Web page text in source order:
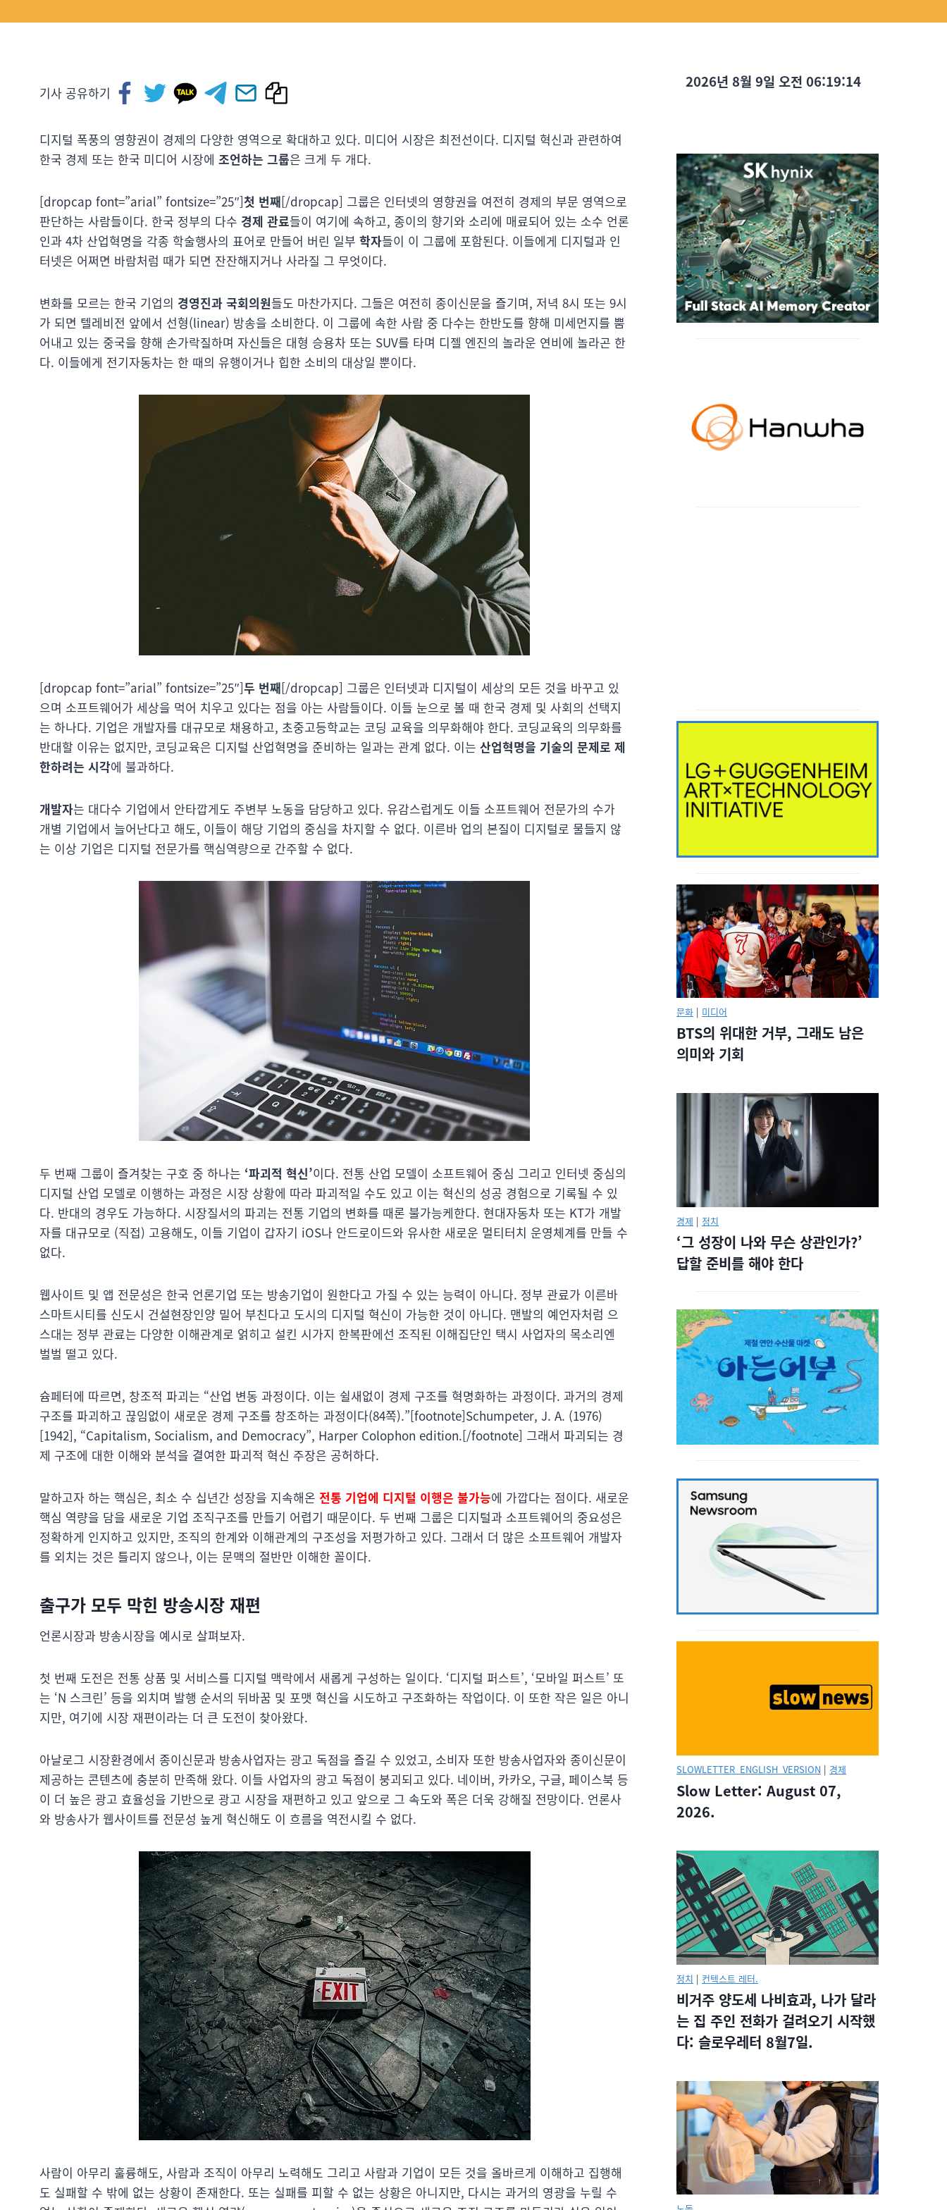
기사 공유하기
디지털 폭풍의 영향권이 경제의 다양한 영역으로 확대하고 있다. 미디어 시장은 최전선이다. 디지털 혁신과 관련하여
한국 경제 또는 한국 미디어 시장에 조언하는 그룹은 크게 두 개다.
[dropcap font=”arial” fontsize=”25″]첫 번째[/dropcap] 그룹은 인터넷의 영향권을 여전히 경제의 부문 영역으로
판단하는 사람들이다. 한국 정부의 다수 경제 관료들이 여기에 속하고, 종이의 향기와 소리에 매료되어 있는 소수 언론
인과 4차 산업혁명을 각종 학술행사의 표어로 만들어 버린 일부 학자들이 이 그룹에 포함된다. 이들에게 디지털과 인
터넷은 어쩌면 바람처럼 때가 되면 잔잔해지거나 사라질 그 무엇이다.
변화를 모르는 한국 기업의 경영진과 국회의원들도 마찬가지다. 그들은 여전히 종이신문을 즐기며, 저녁 8시 또는 9시
가 되면 텔레비전 앞에서 선형(linear) 방송을 소비한다. 이 그룹에 속한 사람 중 다수는 한반도를 향해 미세먼지를 뿜
어내고 있는 중국을 향해 손가락질하며 자신들은 대형 승용차 또는 SUV를 타며 디젤 엔진의 놀라운 연비에 놀라곤 한
다. 이들에게 전기자동차는 한 때의 유행이거나 힙한 소비의 대상일 뿐이다.
[dropcap font=”arial” fontsize=”25″]두 번째[/dropcap] 그룹은 인터넷과 디지털이 세상의 모든 것을 바꾸고 있
으며 소프트웨어가 세상을 먹어 치우고 있다는 점을 아는 사람들이다. 이들 눈으로 볼 때 한국 경제 및 사회의 선택지
는 하나다. 기업은 개발자를 대규모로 채용하고, 초중고등학교는 코딩 교육을 의무화해야 한다. 코딩교육의 의무화를
반대할 이유는 없지만, 코딩교육은 디지털 산업혁명을 준비하는 일과는 관계 없다. 이는 산업혁명을 기술의 문제로 제
한하려는 시각에 불과하다.
개발자는 대다수 기업에서 안타깝게도 주변부 노동을 담당하고 있다. 유감스럽게도 이들 소프트웨어 전문가의 수가
개별 기업에서 늘어난다고 해도, 이들이 해당 기업의 중심을 차지할 수 없다. 이른바 업의 본질이 디지털로 물들지 않
는 이상 기업은 디지털 전문가를 핵심역량으로 간주할 수 없다.
두 번째 그룹이 즐겨찾는 구호 중 하나는 ‘파괴적 혁신’이다. 전통 산업 모델이 소프트웨어 중심 그리고 인터넷 중심의
디지털 산업 모델로 이행하는 과정은 시장 상황에 따라 파괴적일 수도 있고 이는 혁신의 성공 경험으로 기록될 수 있
다. 반대의 경우도 가능하다. 시장질서의 파괴는 전통 기업의 변화를 때론 불가능케한다. 현대자동차 또는 KT가 개발
자를 대규모로 (직접) 고용해도, 이들 기업이 갑자기 iOS나 안드로이드와 유사한 새로운 멀티터치 운영체계를 만들 수
없다.
웹사이트 및 앱 전문성은 한국 언론기업 또는 방송기업이 원한다고 가질 수 있는 능력이 아니다. 정부 관료가 이른바
스마트시티를 신도시 건설현장인양 밀어 부친다고 도시의 디지털 혁신이 가능한 것이 아니다. 맨발의 예언자처럼 으
스대는 정부 관료는 다양한 이해관계로 얽히고 설킨 시가지 한복판에선 조직된 이해집단인 택시 사업자의 목소리엔
벌벌 떨고 있다.
슘페터에 따르면, 창조적 파괴는 “산업 변동 과정이다. 이는 쉴새없이 경제 구조를 혁명화하는 과정이다. 과거의 경제
구조를 파괴하고 끊임없이 새로운 경제 구조를 창조하는 과정이다(84쪽).”[footnote]Schumpeter, J. A. (1976)
[1942], “Capitalism, Socialism, and Democracy”, Harper Colophon edition.[/footnote] 그래서 파괴되는 경
제 구조에 대한 이해와 분석을 결여한 파괴적 혁신 주장은 공허하다.
말하고자 하는 핵심은, 최소 수 십년간 성장을 지속해온 전통 기업에 디지털 이행은 불가능에 가깝다는 점이다. 새로운
핵심 역량을 담을 새로운 기업 조직구조를 만들기 어렵기 때문이다. 두 번째 그룹은 디지털과 소프트웨어의 중요성은
정확하게 인지하고 있지만, 조직의 한계와 이해관계의 구조성을 저평가하고 있다. 그래서 더 많은 소프트웨어 개발자
를 외치는 것은 틀리지 않으나, 이는 문맥의 절반만 이해한 꼴이다.
출구가 모두 막힌 방송시장 재편
언론시장과 방송시장을 예시로 살펴보자.
첫 번째 도전은 전통 상품 및 서비스를 디지털 맥락에서 새롭게 구성하는 일이다. ‘디지털 퍼스트’, ‘모바일 퍼스트’ 또
는 ‘N 스크린’ 등을 외치며 발행 순서의 뒤바꿈 및 포맷 혁신을 시도하고 구조화하는 작업이다. 이 또한 작은 일은 아니
지만, 여기에 시장 재편이라는 더 큰 도전이 찾아왔다.
아날로그 시장환경에서 종이신문과 방송사업자는 광고 독점을 즐길 수 있었고, 소비자 또한 방송사업자와 종이신문이
제공하는 콘텐츠에 충분히 만족해 왔다. 이들 사업자의 광고 독점이 붕괴되고 있다. 네이버, 카카오, 구글, 페이스북 등
이 더 높은 광고 효율성을 기반으로 광고 시장을 재편하고 있고 앞으로 그 속도와 폭은 더욱 강해질 전망이다. 언론사
와 방송사가 웹사이트를 전문성 높게 혁신해도 이 흐름을 역전시킬 수 없다.
사람이 아무리 훌륭해도, 사람과 조직이 아무리 노력해도 그리고 사람과 기업이 모든 것을 올바르게 이해하고 집행해
도 실패할 수 밖에 없는 상황이 존재한다. 또는 실패를 피할 수 없는 상황은 아니지만, 다시는 과거의 영광을 누릴 수
2026년 8월 9일 오전 06:19:15
문화 | 미디어
BTS의 위대한 거부, 그래도 남은
의미와 기회
경제 | 정치
‘그 성장이 나와 무슨 상관인가?’
답할 준비를 해야 한다
SLOWLETTER_ENGLISH_VERSION | 경제
Slow Letter: August 07,
2026.
정치 | 컨텍스트 레터.
비거주 양도세 나비효과, 나가 달라
는 집 주인 전화가 걸려오기 시작했
다: 슬로우레터 8월7일.